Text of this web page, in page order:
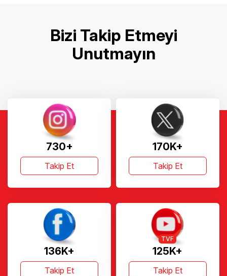
Bizi Takip Etmeyi
Unutmayın
730+
Takip Et
170K+
Takip Et
136K+
Takip Et
125K+
TVF
Takip Et